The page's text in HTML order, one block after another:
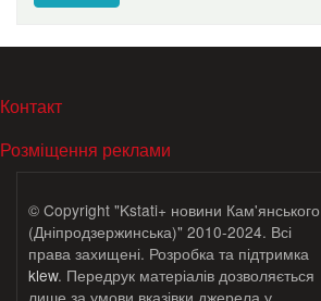
МЕНЮ В ПОДВАЛЕ
Контакт
Розміщення реклами
© Copyright "Kstati+ новини Кам'янського
(Дніпродзержинська)" 2010-2024. Всі
права захищені. Розробка та підтримка
klew. Передрук матеріалів дозволяється
лише за умови вказівки джерела у